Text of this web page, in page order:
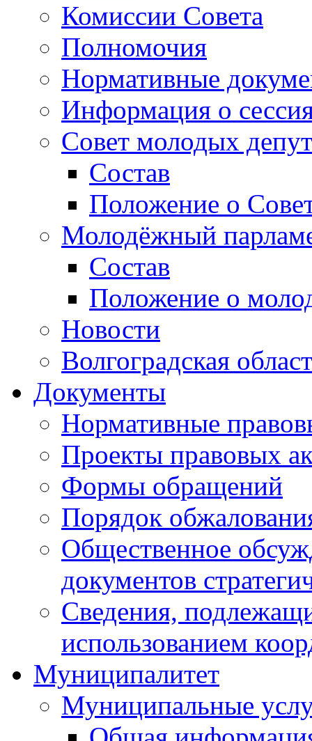
Комиссии Совета
Полномочия
Нормативные
Информация о
Совет молодых
Состав
Положение о
Молодёжный
Состав
Положение о
Новости
Волгоградская
Документы
Нормативные
Проекты правовых
Формы обращений
Порядок
Общественное
документов
Сведения,
использованием
Муниципалитет
Муниципальные